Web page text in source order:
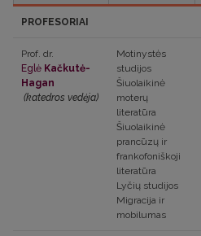
PROFESORIAI
Prof. dr.
Eglė Kačkutė-
Hagan
(katedros vedėja)
Motinystės
studijos
Šiuolaikinė
moterų
literatūra
Šiuolaikinė
prancūzų ir
frankofoniškoji
literatūra
Lyčių studijos
Migracija ir
mobilumas